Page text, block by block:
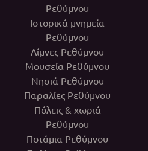
Ρεθύμνου
Ιστορικά μνημεία
Ρεθύμνου
Λίμνες Ρεθύμνου
Μουσεία Ρεθύμνου
Νησιά Ρεθύμνου
Παραλίες Ρεθύμνου
Πόλεις & χωριά
Ρεθύμνου
Ποτάμια Ρεθύμνου